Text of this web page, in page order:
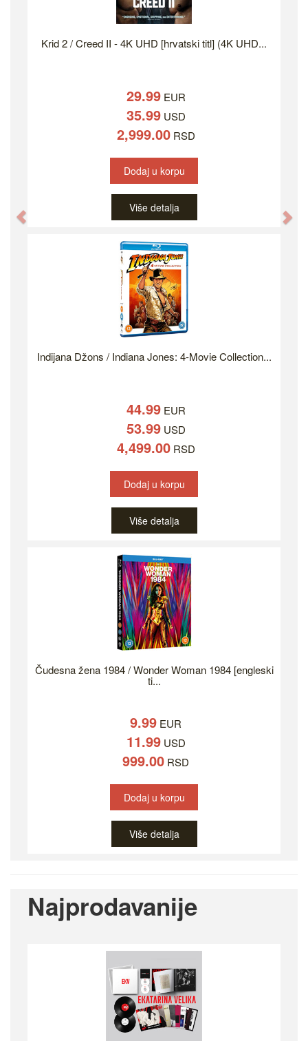
Krid 2 / Creed II - 4K UHD [hrvatski titl] (4K UHD...
29.99EUR
35.99USD
2,999.00RSD
Dodaj u korpu
Više detalja
Indijana Džons / Indiana Jones: 4-Movie Collection...
44.99EUR
53.99USD
4,499.00RSD
Dodaj u korpu
Više detalja
Čudesna žena 1984 / Wonder Woman 1984 [engleski
ti...
9.99 EUR
11.99USD
999.00 RSD
Dodaj u korpu
Više detalja
Najprodavanije